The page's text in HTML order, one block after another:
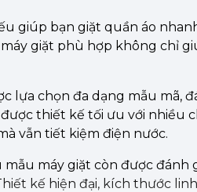
giúp bạn giặt quần áo
giặt phù hợp không chỉ
lựa chọn đa dạng mẫu mã,
thiết kế tối ưu với
vẫn tiết kiệm điện nước.
máy giặt còn được
kế hiện đại, kích thước